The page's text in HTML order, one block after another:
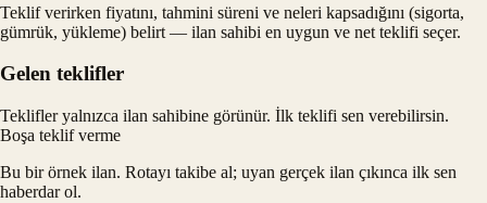
Teklif verirken fiyatını, tahmini süreni ve neleri kapsadığını (sigorta,
gümrük, yükleme) belirt — ilan sahibi en uygun ve net teklifi seçer.
Gelen teklifler
Teklifler yalnızca ilan sahibine görünür. İlk teklifi sen verebilirsin.
Boşa teklif verme
Bu bir örnek ilan. Rotayı takibe al; uyan gerçek ilan çıkınca ilk sen
haberdar ol.